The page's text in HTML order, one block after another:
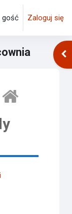
gość Zaloguj się